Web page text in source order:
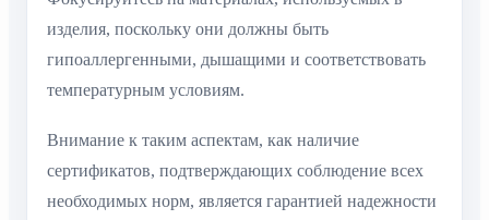
изделия, поскольку они должны быть
гипоаллергенными, дышащими и соответствовать
температурным условиям.
Внимание к таким аспектам, как наличие
сертификатов, подтверждающих соблюдение всех
необходимых норм, является гарантией надежности